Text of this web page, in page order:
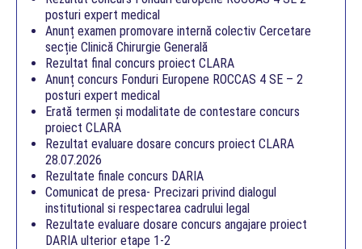
posturi expert medical
Anunț examen promovare internă colectiv Cercetare
secție Clinică Chirurgie Generală
Rezultat final concurs proiect CLARA
Anunț concurs Fonduri Europene ROCCAS 4 SE – 2
posturi expert medical
Erată termen și modalitate de contestare concurs
proiect CLARA
Rezultat evaluare dosare concurs proiect CLARA
28.07.2026
Rezultate finale concurs DARIA
Comunicat de presa- Precizari privind dialogul
institutional si respectarea cadrului legal
Rezultate evaluare dosare concurs angajare proiect
DARIA ulterior etape 1-2